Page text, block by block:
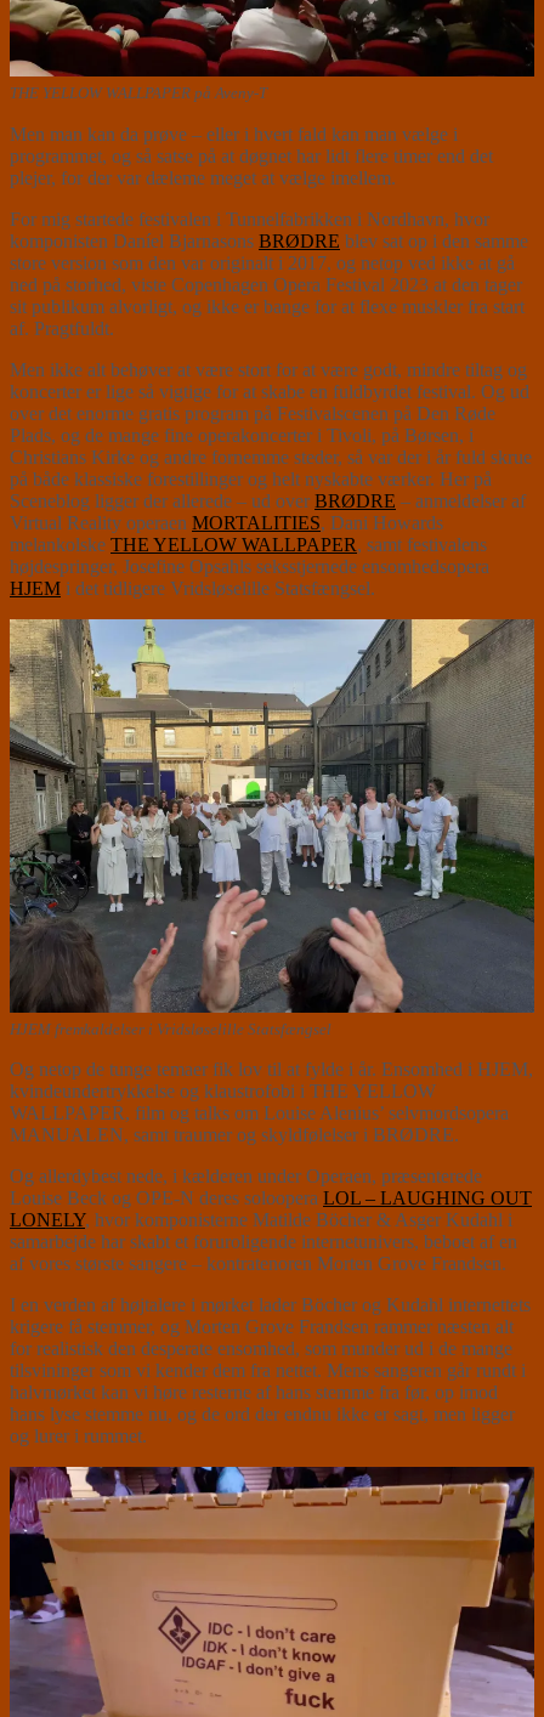
THE YELLOW WALLPAPER på Aveny-T
Men man kan da prøve – eller i hvert fald kan man vælge i
programmet, og så satse på at døgnet har lidt flere timer end det
plejer, for der var dæleme meget at vælge imellem.
For mig startede festivalen i Tunnelfabrikken i Nordhavn, hvor
komponisten Daníel Bjarnasons BRØDRE blev sat op i den samme
store version som den var originalt i 2017, og netop ved ikke at gå
ned på storhed, viste Copenhagen Opera Festival 2023 at den tager
sit publikum alvorligt, og ikke er bange for at flexe muskler fra start
af. Pragtfuldt.
Men ikke alt behøver at være stort for at være godt, mindre tiltag og
koncerter er lige så vigtige for at skabe en fuldbyrdet festival. Og ud
over det enorme gratis program på Festivalscenen på Den Røde
Plads, og de mange fine operakoncerter i Tivoli, på Børsen, i
Christians Kirke og andre fornemme steder, så var der i år fuld skrue
på både klassiske forestillinger og helt nyskabte værker. Her på
Sceneblog ligger der allerede – ud over BRØDRE – anmeldelser af
Virtual Reality operaen MORTALITIES, Dani Howards
melankolske THE YELLOW WALLPAPER, samt festivalens
højdespringer, Josefine Opsahls seksstjernede ensomhedsopera
HJEM i det tidligere Vridsløselille Statsfængsel.
HJEM fremkaldelser i Vridsløselille Statsfængsel
Og netop de tunge temaer fik lov til at fylde i år. Ensomhed i HJEM,
kvindeundertrykkelse og klaustrofobi i THE YELLOW
WALLPAPER, film og talks om Louise Alenius’ selvmordsopera
MANUALEN, samt traumer og skyldfølelser i BRØDRE.
Og allerdybest nede, i kælderen under Operaen, præsenterede
Louise Beck og OPE-N deres soloopera LOL – LAUGHING OUT
LONELY, hvor komponisterne Matilde Böcher & Asger Kudahl i
samarbejde har skabt et foruroligende internetunivers, beboet af en
af vores største sangere – kontratenoren Morten Grove Frandsen.
I en verden af højtalere i mørket lader Böcher og Kudahl internettets
krigere få stemmer, og Morten Grove Frandsen rammer næsten alt
for realistisk den desperate ensomhed, som munder ud i de mange
tilsvininger som vi kender dem fra nettet. Mens sangeren går rundt i
halvmørket kan vi høre resterne af hans stemme fra før, op imod
hans lyse stemme nu, og de ord der endnu ikke er sagt, men ligger
og lurer i rummet.